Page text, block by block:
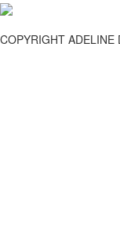
COPYRIGHT